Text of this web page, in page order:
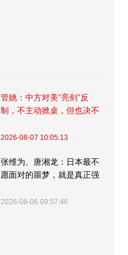
管姚：中方对美“亮剑”反
制，不主动掀桌，但也决不
2026-08-07 10:05:13
张维为、唐湘龙：日本最不
愿面对的噩梦，就是真正强
2026-08-06 09:57:46